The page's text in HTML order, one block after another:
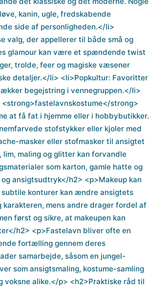
kanin, ugle, fredskabende
side af personligheden.</li>
valg, der appellerer til både små og
glamour kan være et spændende twist
trolde, feer og magiske væsener
detaljer.</li> <li>Popkultur: Favoritter
begejstring i vennegruppen.</li>
strong>
at få fat i hjemme eller i hobbybutikker.
stofstykker eller kjoler med
masker eller stofmasker til ansigtet
maling og glitter kan forvandle
som karton, gamle hatte og
ansigtsudtryk</h2> <p>Makeup kan
konturer kan ændre ansigtets
mens andre drager fordel af
først og sikre, at makeupen kan
h2> <p>Fastelavn bliver ofte en
fortælling gennem deres
samarbejde, såsom en jungel-
som ansigtsmaling, kostume-samling
alike.</p> <h2>Praktiske råd til